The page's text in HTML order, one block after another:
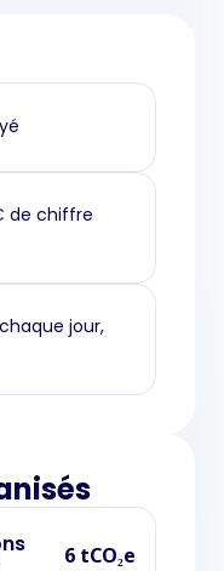
de chiffre
jour,
6 tCO₂e